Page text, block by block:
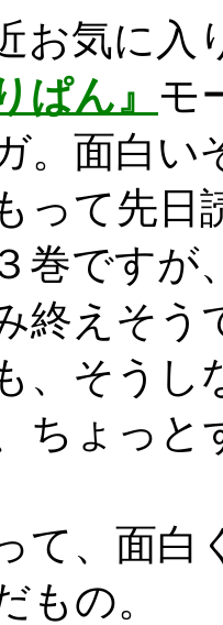
お気に入
ぱん』 モ
。面白い
って先日
巻ですが
終えそう
、そうし
ちょっと
て、面白
もの。